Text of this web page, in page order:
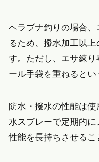
ヘラブナ釣りの場合
るため、撥水加工以
す。ただし、エサ練
ール手袋を重ねるとい
防水・撥水の性能は
水スプレーで定期的に
性能を長持ちさせるこ